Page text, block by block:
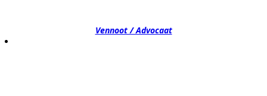
Vennoot / Advocaat